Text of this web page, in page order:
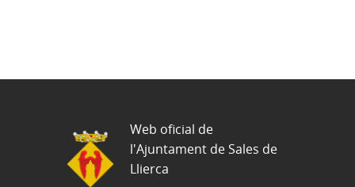
Web oficial de
l'Ajuntament de Sales de
Llierca